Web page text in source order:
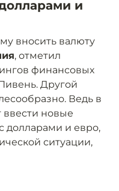
и
вносить валюту
, отметил
финансовых
Другой
Ведь в
новые
долларами и евро,
ситуации,